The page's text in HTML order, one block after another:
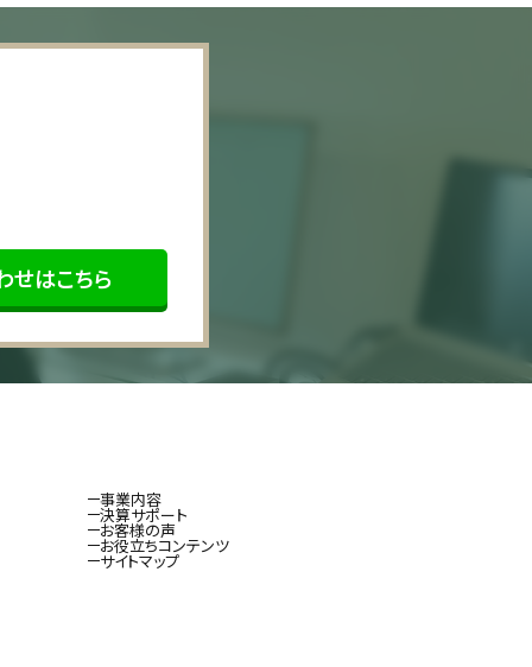
せはこちら
事業内容
決算サポート
お客様の声
お役立ちコンテンツ
サイトマップ